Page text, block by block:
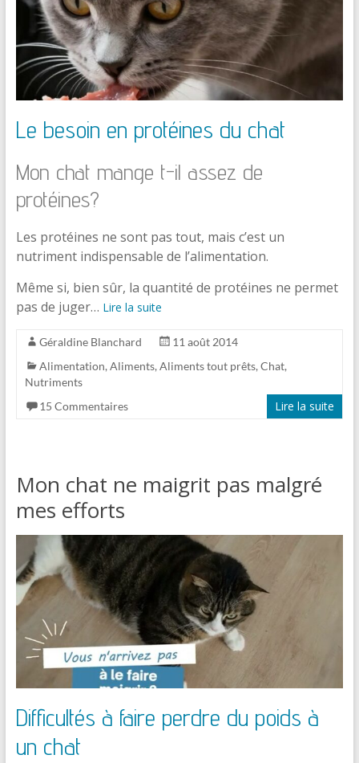
Le besoin en protéines du chat
Mon chat mange t-il assez de
protéines?
Les protéines ne sont pas tout, mais c’est un
nutriment indispensable de l’alimentation.
Même si, bien sûr, la quantité de protéines ne permet
pas de juger… Lire la suite
Géraldine Blanchard
11 août 2014
Alimentation, Aliments, Aliments tout prêts, Chat,
Nutriments
15 Commentaires
Lire la suite
Mon chat ne maigrit pas malgré
mes efforts
Difficultés à faire perdre du poids à
un chat